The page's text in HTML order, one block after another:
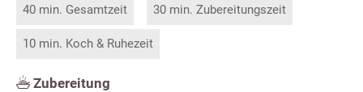
40 min. Gesamtzeit 30 min. Zubereitungszeit
10 min. Koch & Ruhezeit
Zubereitung